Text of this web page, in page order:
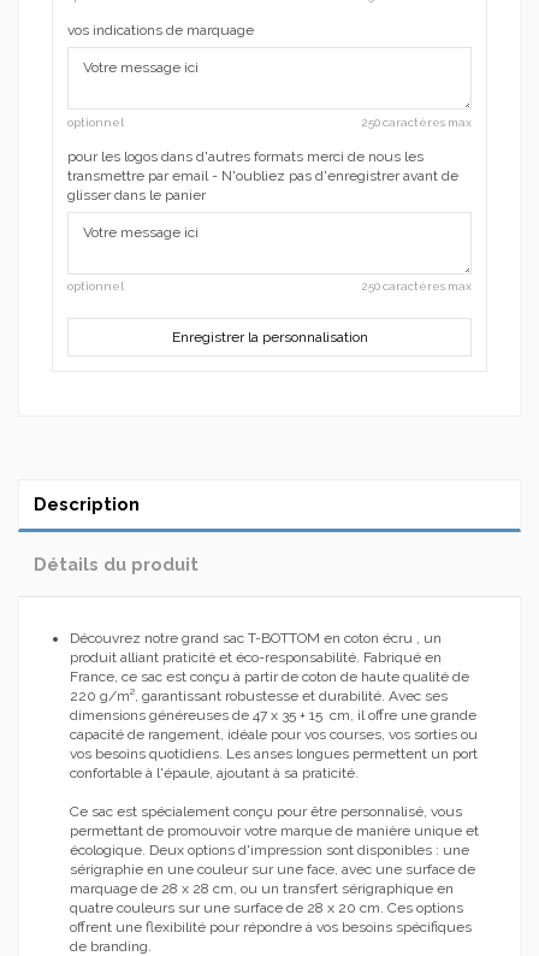
vos indications de marquage
optionnel 250 caractères max
pour les logos dans d'autres formats merci de nous les
transmettre par email - N'oubliez pas d'enregistrer avant de
glisser dans le panier
optionnel 250 caractères max
Enregistrer la personnalisation
Description
Détails du produit
Découvrez notre grand sac T-BOTTOM en coton écru , un
produit alliant praticité et éco-responsabilité. Fabriqué en
France, ce sac est conçu à partir de coton de haute qualité de
220 g/m², garantissant robustesse et durabilité. Avec ses
dimensions généreuses de 47 x 35 + 15 cm, il offre une grande
capacité de rangement, idéale pour vos courses, vos sorties ou
vos besoins quotidiens. Les anses longues permettent un port
confortable à l'épaule, ajoutant à sa praticité.
Ce sac est spécialement conçu pour être personnalisé, vous
permettant de promouvoir votre marque de manière unique et
écologique. Deux options d'impression sont disponibles : une
sérigraphie en une couleur sur une face, avec une surface de
marquage de 28 x 28 cm, ou un transfert sérigraphique en
quatre couleurs sur une surface de 28 x 20 cm. Ces options
offrent une flexibilité pour répondre à vos besoins spécifiques
de branding.